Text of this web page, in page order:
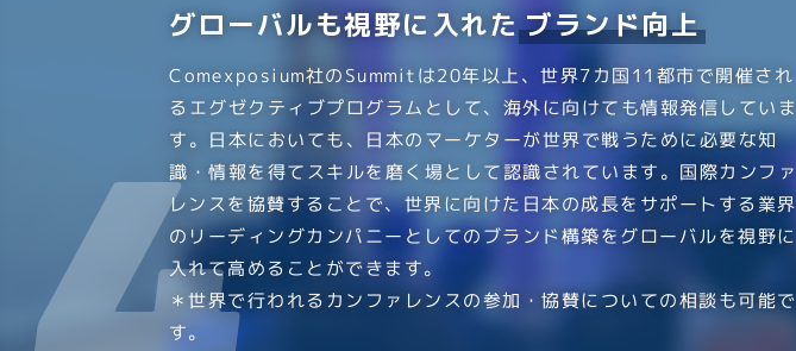
グローバルも視野に入れた ブランド向上
Comexposium社のSummitは20年以上、世界7カ国11都市で開催され
るエグゼクティブプログラムとして、海外に向けても情報発信していま
す。日本においても、日本のマーケターが世界で戦うために必要な知
識・情報を得てスキルを磨く場として認識されています。国際カンファ
レンスを協賛することで、世界に向けた日本の成長をサポートする業界
のリーディングカンパニーとしてのブランド構築をグローバルを視野に
入れて高めることができます。
＊世界で行われるカンファレンスの参加・協賛についての相談も可能で
す。